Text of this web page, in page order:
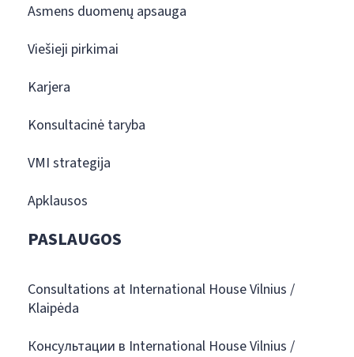
Asmens duomenų apsauga
Viešieji pirkimai
Karjera
Konsultacinė taryba
VMI strategija
Apklausos
PASLAUGOS
Consultations at International House Vilnius /
Klaipėda
Консультации в International House Vilnius /